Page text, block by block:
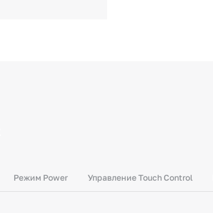
Режим Power Управление Touch Control